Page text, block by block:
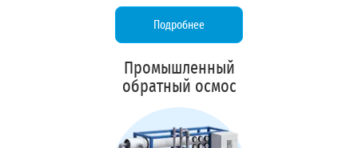
высокомолекулярную органику без
изменения минерального состава.
Подробнее
Промышленный
обратный осмос